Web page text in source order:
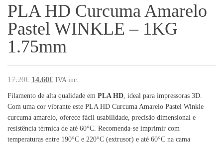
PLA HD Curcuma Amarelo
Pastel WINKLE – 1KG
1.75mm
17.20€ O preço original era: 17.20€.
14.60€O preço atual é: 14.60€.
IVA inc.
Filamento de alta qualidade em PLA HD , ideal para impressoras 3D.
Com uma cor vibrante este PLA HD Curcuma Amarelo Pastel Winkle
curcuma amarelo, oferece fácil usabilidade, precisão dimensional e
resistência térmica de até 60°C. Recomenda-se imprimir com
temperaturas entre 190°C e 220°C (extrusor) e até 60°C na cama